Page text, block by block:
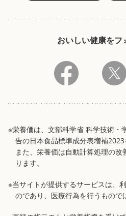
おいしい健康をフ
※栄養価は、文部科学省 科学技術・
告の日本食品標準成分表増補2023
また、栄養価は自動計算処理の
ります。
※当サイトが提供するサービスは、
のであり、医療行為を行うもので